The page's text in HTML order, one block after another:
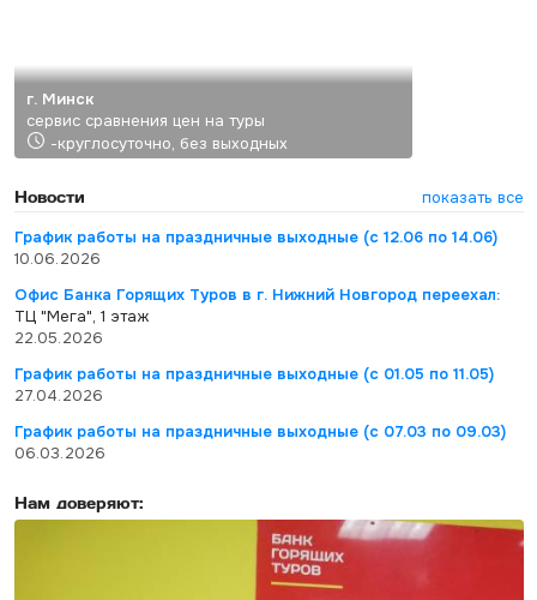
г. Минск
сервис сравнения цен на туры
-круглосуточно, без выходных
Новости
показать все
График работы на праздничные выходные (с 12.06 по 14.06)
10.06.2026
Офис Банка Горящих Туров в г. Нижний Новгород переехал:
ТЦ "Мега", 1 этаж
22.05.2026
График работы на праздничные выходные (с 01.05 по 11.05)
27.04.2026
График работы на праздничные выходные (с 07.03 по 09.03)
06.03.2026
Нам доверяют: